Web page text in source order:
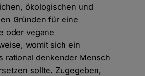
ökologischen und
Gründen für eine
oder vegane
womit sich ein
rational denkender Mensch
sollte. Zugegeben,